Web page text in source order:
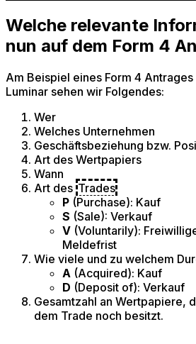
Welche relevante
nun auf dem Form 4
Am Beispiel eines Form 4
Luminar sehen wir Folgendes:
Wer
Welches Unternehmen
Geschäftsbeziehung bzw.
Art des Wertpapiers
Wann
Art des Trades
P (Purchase): Kauf
S (Sale): Verkauf
V (Voluntarily):
Meldefrist
Wie viele und zu welchem
A (Acquired): Kauf
D (Deposit of): Verkauf
Gesamtzahl an Wertpapiere,
dem Trade noch besitzt.